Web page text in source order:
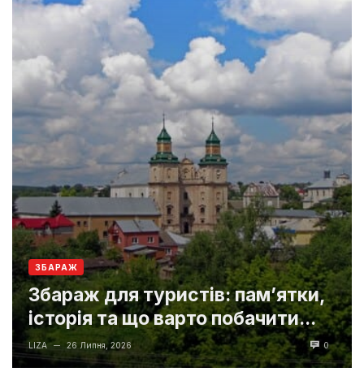
ЗБАРАЖ
Збараж для туристів: пам’ятки,
історія та що варто побачити...
LIZA — 26 Липня, 2026 0